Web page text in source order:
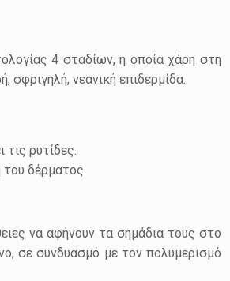
4 σταδίων, η οποία χάρη στη
νεανική επιδερμίδα.
ρυτίδες.
δέρματος.
να αφήνουν τα σημάδια τους στο
σε συνδυασμό με τον πολυμερισμό